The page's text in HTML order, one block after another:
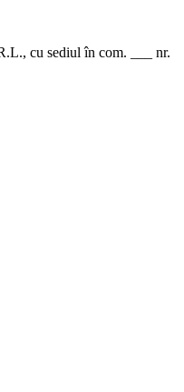
cu sediul în com. ___ nr.